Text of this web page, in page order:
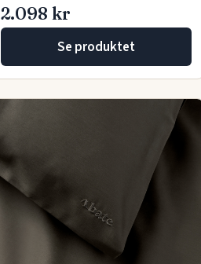
2.098 kr
Se produktet